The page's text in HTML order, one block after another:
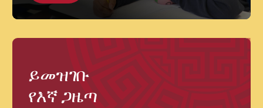
ይመዝገቡ
የእኛ ጋዜጣ